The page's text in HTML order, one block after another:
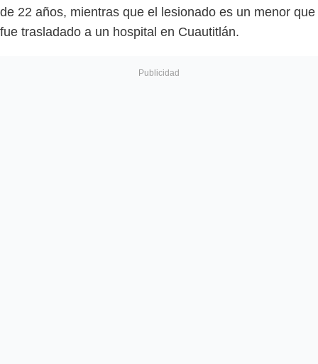
de 22 años, mientras que el lesionado es un menor que
fue trasladado a un hospital en Cuautitlán.